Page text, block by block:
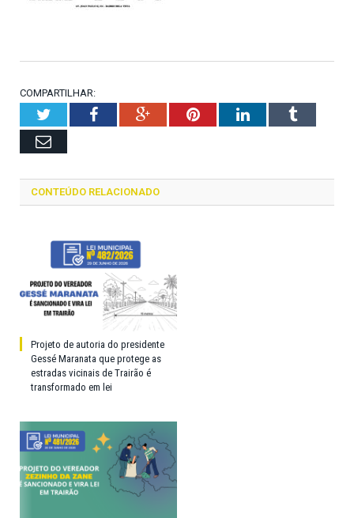
COMPARTILHAR:
TwitterFacebookGoogle+PinterestLinkedInTumblr
Email
CONTEÚDO RELACIONADO
Projeto de autoria do presidente
Gessé Maranata que protege as
estradas vicinais de Trairão é
transformado em lei